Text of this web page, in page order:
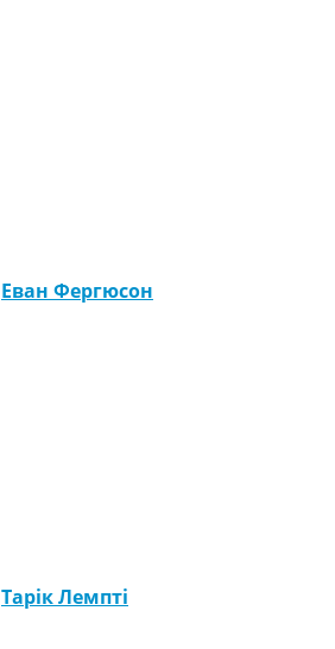
Еван Фергюсон
Тарік Лемпті